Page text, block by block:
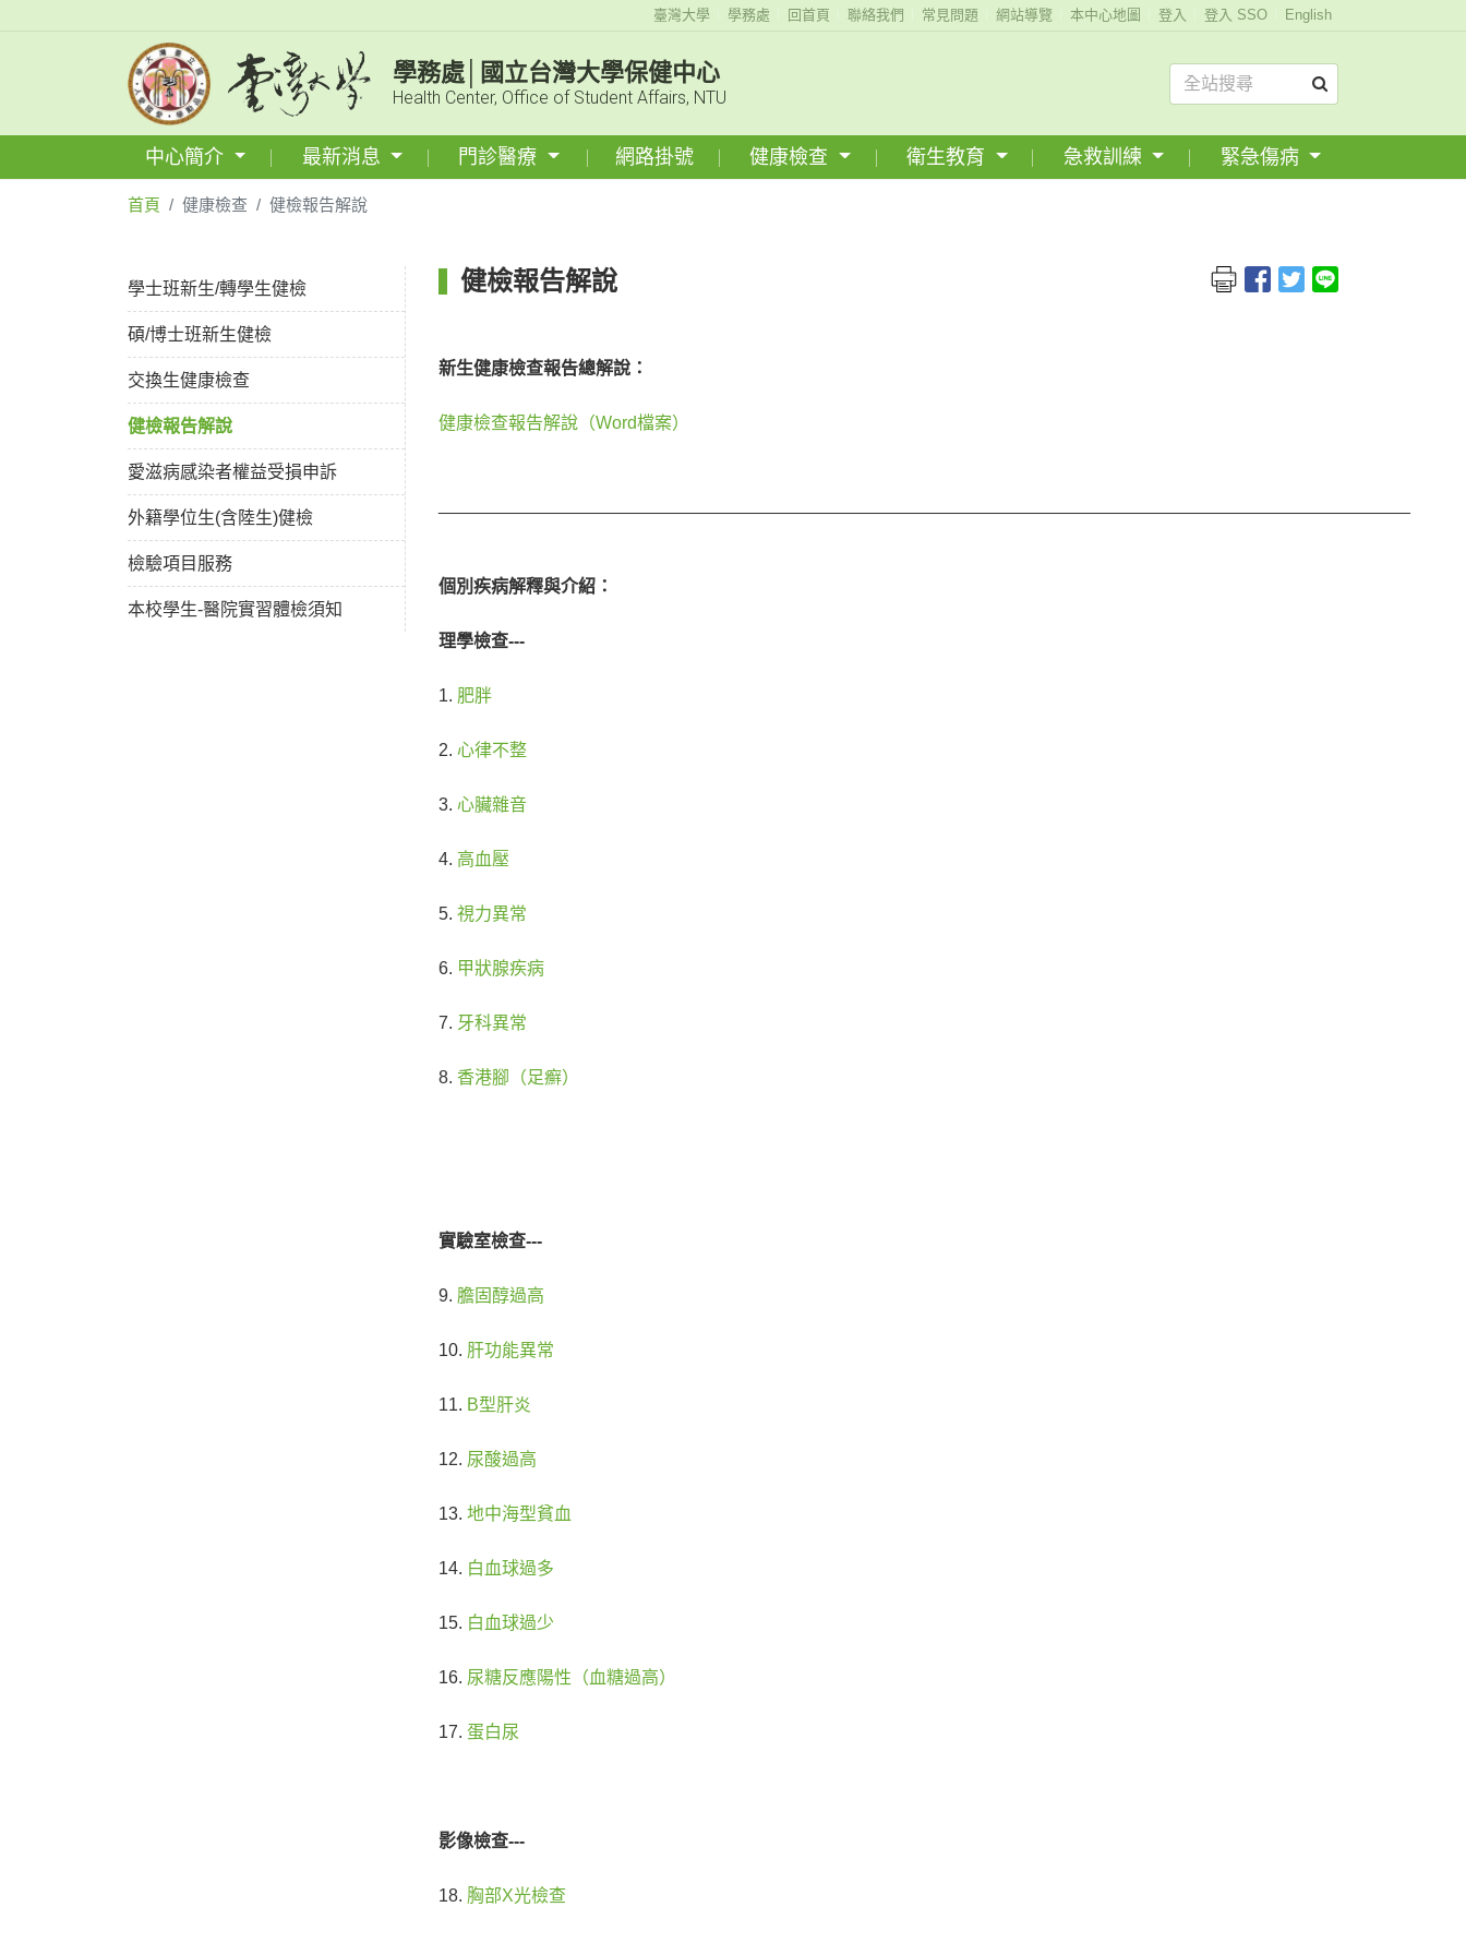
臺灣大學 學務處 回首頁 聯絡我們 常見問題 網站導覽 本中心地圖 登入 登入 SSO English
學務處│國立台灣大學保健中心
Health Center, Office of Student Affairs, NTU
中心簡介 最新消息 門診醫療 網路掛號 健康檢查 衛生教育 急救訓練 緊急傷病
首頁 健康檢查 健檢報告解說
學士班新生/轉學生健檢
碩/博士班新生健檢
交換生健康檢查
健檢報告解說
愛滋病感染者權益受損申訴
外籍學位生(含陸生)健檢
檢驗項目服務
本校學生-醫院實習體檢須知
健檢報告解說
新生健康檢查報告總解說：
健康檢查報告解說（Word檔案）
個別疾病解釋與介紹：
理學檢查---
1. 肥胖
2. 心律不整
3. 心臟雜音
4. 高血壓
5. 視力異常
6. 甲狀腺疾病
7. 牙科異常
8. 香港腳（足癬）
實驗室檢查---
9. 膽固醇過高
10. 肝功能異常
11. B型肝炎
12. 尿酸過高
13. 地中海型貧血
14. 白血球過多
15. 白血球過少
16. 尿糖反應陽性（血糖過高）
17. 蛋白尿
影像檢查---
18. 胸部X光檢查